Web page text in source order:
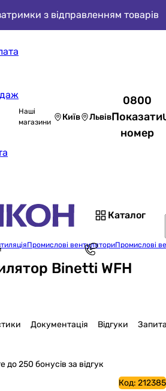
з відправленням товарів
Наші
магазини
Київ Львів
0800
Показати
номер
Каталог
Промислові вентиляториПромислові
Binetti WFH
Документація Відгуки
до 250 бонусів за відгук
Код: 212385